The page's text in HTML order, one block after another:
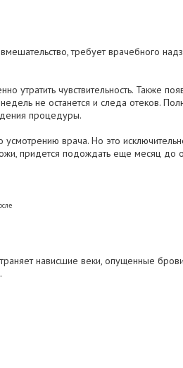
требует врачебного
чувствительность. Также
не останется и следа отеков.
процедуры.
врача. Но это
придется подождать еще месяц до
нависшие веки, опущенные